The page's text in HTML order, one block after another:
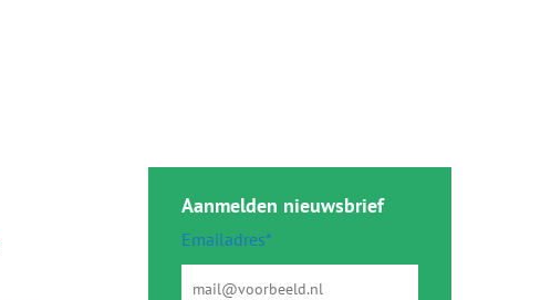
Aanmelden nieuwsbrief
Emailadres*